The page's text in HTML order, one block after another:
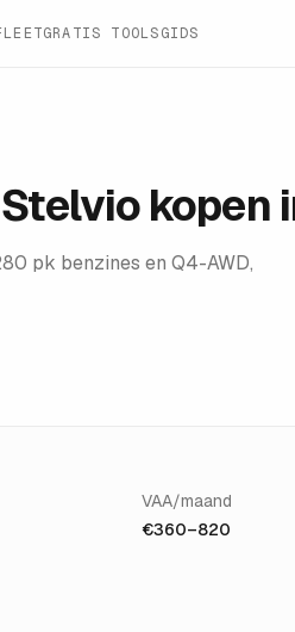
GRATIS TOOLSGIDS
kopen
pk benzines en Q4-AWD,
VAA/maand
€360–820